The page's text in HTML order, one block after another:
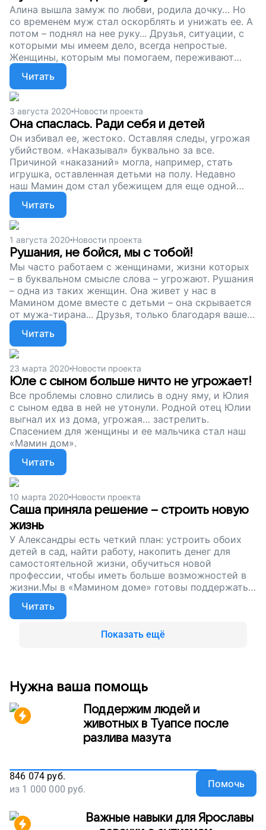
Алина вышла замуж по любви, родила дочку… Но
со временем муж стал оскорблять и унижать ее. А
потом – поднял на нее руку... Друзья, ситуации, с
которыми мы имеем дело, всегда непростые.
Женщины, которым мы помогаем, переживают
личные трагедии и пытаются начать новую жизнь.
Встать на ноги и сохранить детей.Давайте вместе
поддержим их, пусть мамы и их малыши живут в
безопасности.
Читать
3 августа 2020 Новости проекта
Она спаслась. Ради себя и детей
Он избивал ее, жестоко. Оставляя следы, угрожая
убийством. «Наказывал» буквально за все.
Причиной «наказаний» могла, например, стать
игрушка, оставленная детьми на полу. Недавно
наш Мамин дом стал убежищем для еще одной
жертвы насилия в семье. Нас тут 20 человек, и
каждому пришлось непросто. Каждая столкнулась
с большой бедой. Каждой нужно выживать.
Поддержите этих женщин.
Читать
1 августа 2020 Новости проекта
Рушания, не бойся, мы с тобой!
Мы часто работаем с женщинами, жизни которых
– в буквальном смысле слова – угрожают. Рушания
– одна из таких женщин. Она живет у нас в
Мамином доме вместе с детьми – она скрывается
от мужа-тирана... Друзья, только благодаря вашей
поддержке мы можем помогать выбраться из
кризиса семьям с детьми, попавшим в трудную
жизненную ситуацию. Поддержите наш проект!
Читать
23 марта 2020 Новости проекта
Юле с сыном больше ничто не угрожает!
Все проблемы словно слились в одну яму, и Юлия
с сыном едва в ней не утонули. Родной отец Юлии
выгнал их из дома, угрожая… застрелить.
Спасением для женщины и ее мальчика стал наш
«Мамин дом».
Читать
10 марта 2020 Новости проекта
Саша приняла решение – строить новую
жизнь
У Александры есть четкий план: устроить обоих
детей в сад, найти работу, накопить денег для
самостоятельной жизни, обучиться новой
профессии, чтобы иметь больше возможностей в
жизни.Мы в «Мамином доме» готовы поддержать
Сашу во всех ее стремлениях. Мы познакомились
с ней совсем недавно, и теперь она живет в нашем
доме.
Читать
Показать ещё
Нужна ваша помощь
Поддержим людей и
животных в Туапсе после
разлива мазута
846 074 руб.
из 1 000 000 руб. Помочь
Важные навыки для Ярославы